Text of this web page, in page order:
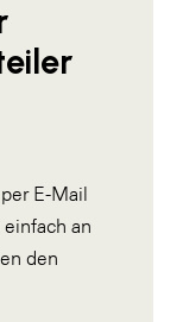
E-Mail
an
den